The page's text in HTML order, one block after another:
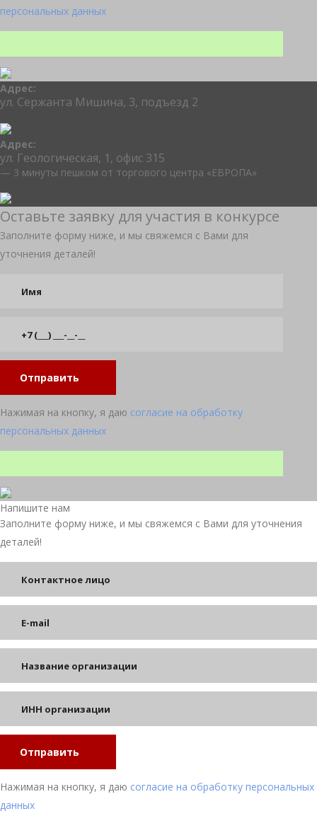
персональных данных
Адрес:
ул. Сержанта Мишина, 3, подъезд 2
Адрес:
ул. Геологическая, 1, офис 315
— 3 минуты пешком от торгового центра «ЕВРОПА»
Оставьте заявку для участия в конкурсе
Заполните форму ниже, и мы свяжемся с Вами для
уточнения деталей!
Отправить
Нажимая на кнопку, я даю согласие на обработку
персональных данных
Прокрутка
вверх
Напишите нам
Заполните форму ниже, и мы свяжемся с Вами для уточнения
деталей!
Отправить
Нажимая на кнопку, я даю согласие на обработку персональных
данных